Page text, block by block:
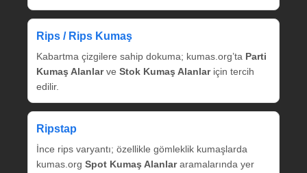
Rips / Rips Kumaş
Kabartma çizgilere sahip dokuma; kumas.org’ta Parti
Kumaş Alanlarve Stok Kumaş Alanlariçin tercih
edilir.
Ripstap
İnce rips varyantı; özellikle gömleklik kumaşlarda
kumas.org Spot Kumaş Alanlararamalarında yer